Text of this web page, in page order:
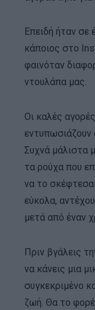
Επειδή ήταν
κάποιος στο
φαινόταν
ντουλάπα μας.
Οι καλές
εντυπωσιάζουν
Συχνά μάλιστα
τα ρούχα που
να το
εύκολα,
μετά από έναν
Πριν βγάλεις
να κάνεις μια
συγκεκριμένο
ζωή. Θα το